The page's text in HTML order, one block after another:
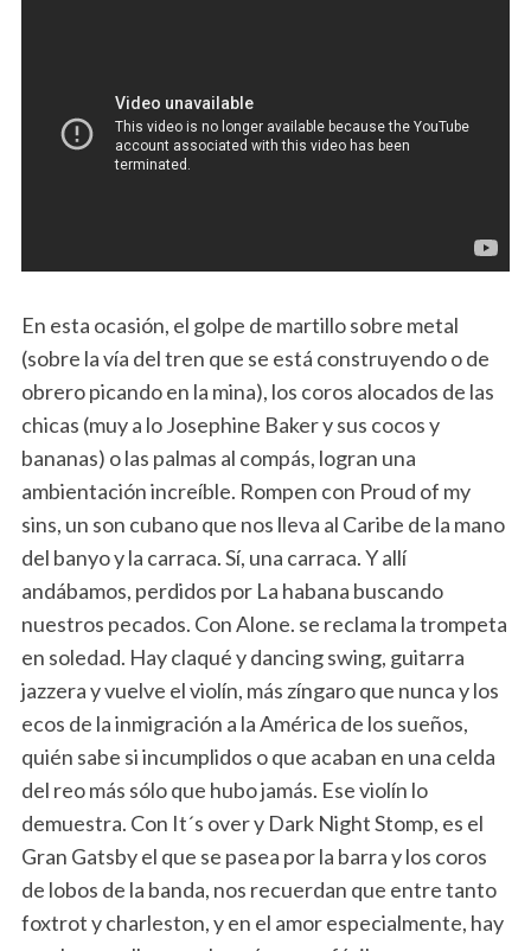
En esta ocasión, el golpe de martillo sobre metal
(sobre la vía del tren que se está construyendo o de
obrero picando en la mina), los coros alocados de las
chicas (muy a lo Josephine Baker y sus cocos y
bananas) o las palmas al compás, logran una
ambientación increíble. Rompen con Proud of my
sins, un son cubano que nos lleva al Caribe de la mano
del banyo y la carraca. Sí, una carraca. Y allí
andábamos, perdidos por La habana buscando
nuestros pecados. Con Alone. se reclama la trompeta
en soledad. Hay claqué y dancing swing, guitarra
jazzera y vuelve el violín, más zíngaro que nunca y los
ecos de la inmigración a la América de los sueños,
quién sabe si incumplidos o que acaban en una celda
del reo más sólo que hubo jamás. Ese violín lo
demuestra. Con It´s over y Dark Night Stomp, es el
Gran Gatsby el que se pasea por la barra y los coros
de lobos de la banda, nos recuerdan que entre tanto
foxtrot y charleston, y en el amor especialmente, hay